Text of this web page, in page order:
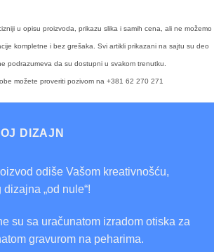
u opisu proizvoda, prikazu slika i samih cena, ali ne možemo
kompletne i bez grešaka. Svi artikli prikazani na sajtu su deo
podrazumeva da su dostupni u svakom trenutku.
možete proveriti pozivom na +381 62 270 271
DIZAJN
odiše Vašom kreativnošću,
„od nule“!
su sa uračunatom izradom otiska za
gravurom na peharima.